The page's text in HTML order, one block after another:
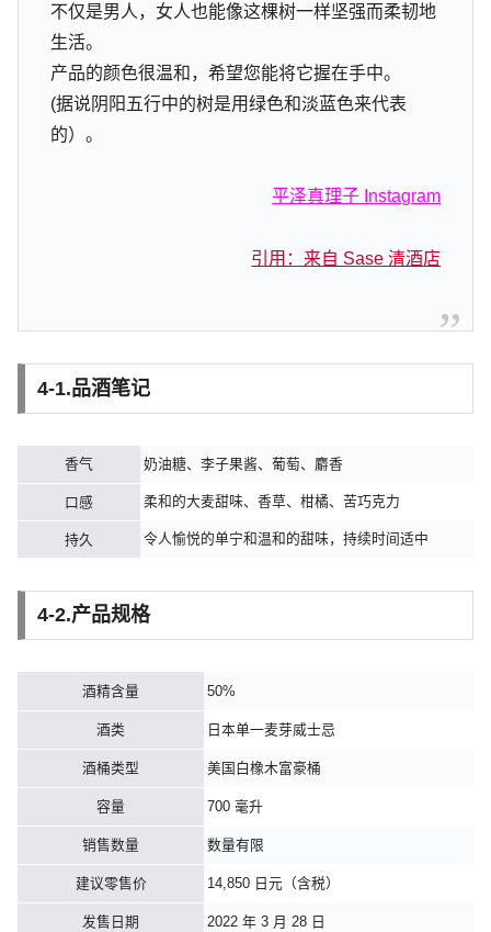
不仅是男人，女人也能像这棵树一样坚强而柔韧地
生活。
产品的颜色很温和，希望您能将它握在手中。
(据说阴阳五行中的树是用绿色和淡蓝色来代表
的）。
平泽真理子 Instagram
引用：来自 Sase 清酒店
4-1.品酒笔记
香气 奶油糖、李子果酱、葡萄、麝香
口感 柔和的大麦甜味、香草、柑橘、苦巧克力
持久 令人愉悦的单宁和温和的甜味，持续时间适中
4-2.产品规格
酒精含量 50%
酒类 日本单一麦芽威士忌
酒桶类型 美国白橡木富豪桶
容量 700 毫升
销售数量 数量有限
建议零售价 14,850 日元（含税）
发售日期 2022 年 3 月 28 日